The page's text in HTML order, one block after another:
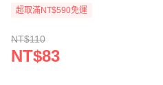
超取滿NT$590免運
NT$110
NT$83